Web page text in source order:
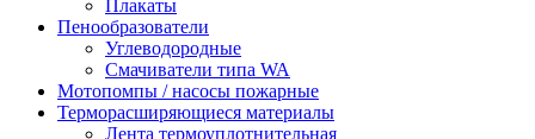
Плакаты
Пенообразователи
Углеводородные
Смачиватели типа WA
Мотопомпы / насосы пожарные
Терморасширяющиеся материалы
Лента термоуплотнительная